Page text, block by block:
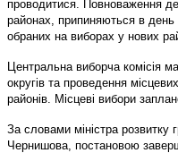
проводитися. Повноваження
районах, припиняються в день
обраних на виборах у нових
Центральна виборча комісія
округів та проведення
районів. Місцеві вибори
За словами міністра розвитку
Чернишова, постановою